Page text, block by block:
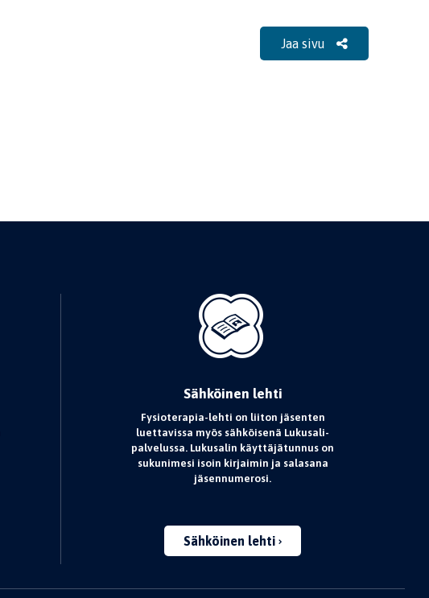
Jaa sivu
Sähköinen lehti
Fysioterapia-lehti on liiton jäsenten
luettavissa myös sähköisenä Lukusali-
palvelussa. Lukusalin käyttäjätunnus on
sukunimesi isoin kirjaimin ja salasana
jäsennumerosi.
Sähköinen lehti